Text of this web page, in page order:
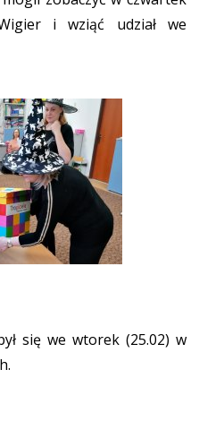
i wziąć udział we
się we wtorek (25.02) w